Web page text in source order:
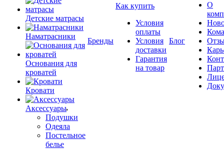
Детские матрасы
Наматрасники
Основания для
кроватей
Кровати
Аксессуары
Подушки
Одеяла
Постельное
белье
Бренды
Как купить
Условия
оплаты
Условия
доставки
Гарантия
на товар
Блог
О